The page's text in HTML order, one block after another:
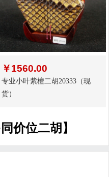
￥1560.00
专业小叶紫檀二胡20333（现
货）
价位二胡】